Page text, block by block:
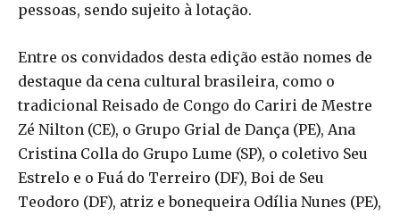
pessoas, sendo sujeito à lotação.
Entre os convidados desta edição estão nomes de
destaque da cena cultural brasileira, como o
tradicional Reisado de Congo do Cariri de Mestre
Zé Nilton (CE), o Grupo Grial de Dança (PE), Ana
Cristina Colla do Grupo Lume (SP), o coletivo Seu
Estrelo e o Fuá do Terreiro (DF), Boi de Seu
Teodoro (DF), atriz e bonequeira Odília Nunes (PE),